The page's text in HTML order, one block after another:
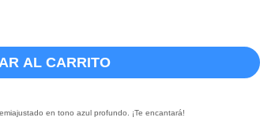
AL CARRITO
en tono azul profundo. ¡Te encantará!